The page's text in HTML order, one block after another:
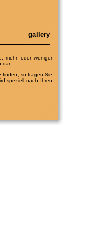
gallery
mehr oder weniger
dar.
finden, so fragen Sie
speziell nach Ihren